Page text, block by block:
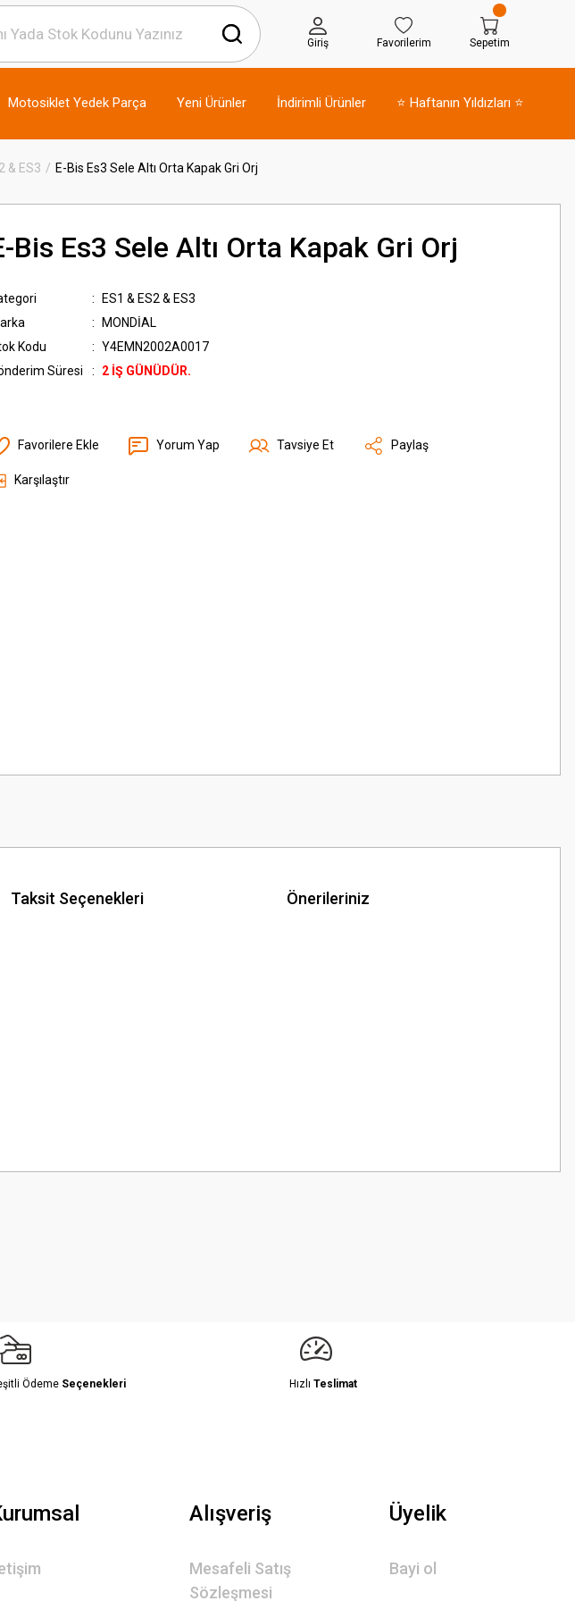
Giriş Favorilerim Sepetim
Motosiklet Yedek Parça Yeni Ürünler İndirimli Ürünler ⭐ Haftanın Yıldızları ⭐
& ES3 E-Bis Es3 Sele Altı Orta Kapak Gri Orj
Bis Es3 Sele Altı Orta Kapak Gri Orj
ES1 & ES2 & ES3
MONDİAL
Kodu
Y4EMN2002A0017
Süresi
2 İŞ GÜNÜDÜR.
Yorum Yap Tavsiye Et Paylaş
Karşılaştır
Taksit Seçenekleri Önerileriniz
Ödeme Seçenekleri Hızlı Teslimat
Alışveriş
Mesafeli Satış
Sözleşmesi
Üyelik
Bayi ol